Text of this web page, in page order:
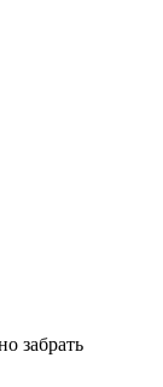
забрать